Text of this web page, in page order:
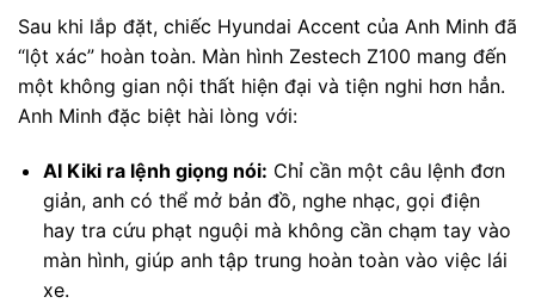
Sau khi lắp đặt, chiếc Hyundai Accent của Anh Minh đã
“lột xác” hoàn toàn. Màn hình Zestech Z100 mang đến
một không gian nội thất hiện đại và tiện nghi hơn hẳn.
Anh Minh đặc biệt hài lòng với:
AI Kiki ra lệnh giọng nói: Chỉ cần một câu lệnh đơn
giản, anh có thể mở bản đồ, nghe nhạc, gọi điện
hay tra cứu phạt nguội mà không cần chạm tay vào
màn hình, giúp anh tập trung hoàn toàn vào việc lái
xe.